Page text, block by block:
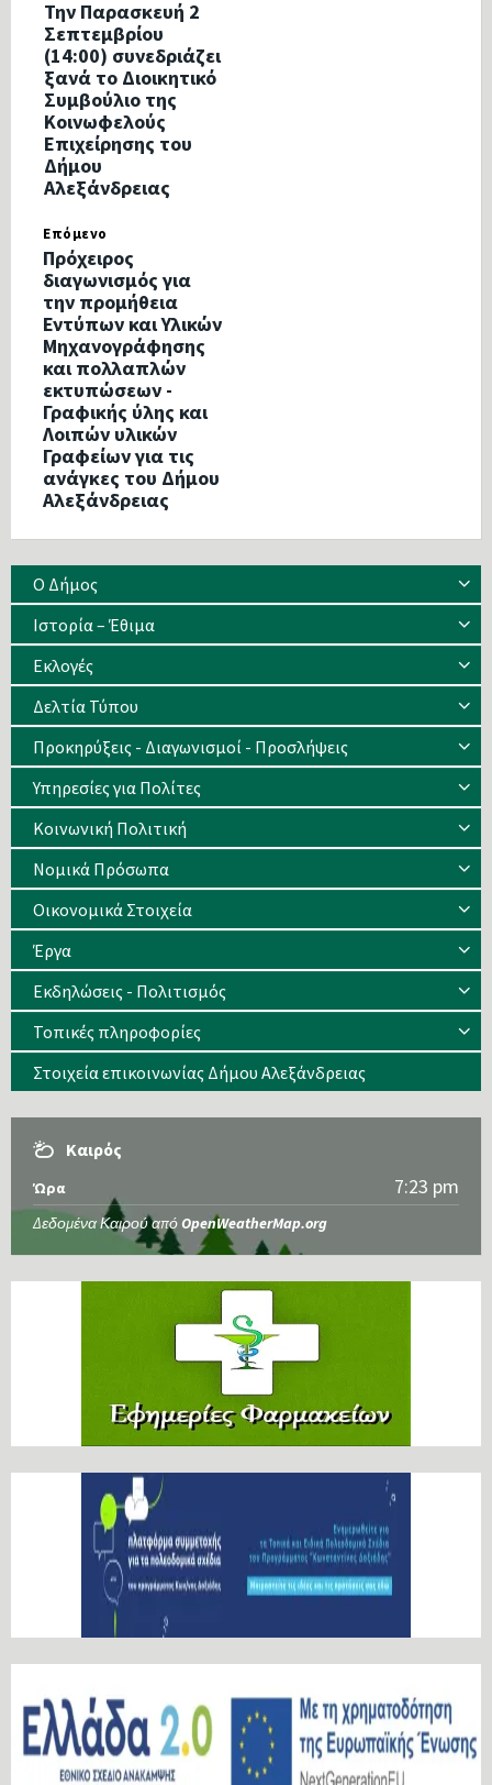
Την Παρασκευή 2
Σεπτεμβρίου
(14:00) συνεδριάζει
ξανά το Διοικητικό
Συμβούλιο της
Κοινωφελούς
Επιχείρησης του
Δήμου
Αλεξάνδρειας
Επόμενο
Πρόχειρος
διαγωνισμός για
την προμήθεια
Εντύπων και Υλικών
Μηχανογράφησης
και πολλαπλών
εκτυπώσεων -
Γραφικής ύλης και
Λοιπών υλικών
Γραφείων για τις
ανάγκες του Δήμου
Αλεξάνδρειας
Ο Δήμος
Ιστορία – Έθιμα
Eκλογές
Δελτία Τύπου
Προκηρύξεις - Διαγωνισμοί - Προσλήψεις
Υπηρεσίες για Πολίτες
Κοινωνική Πολιτική
Νομικά Πρόσωπα
Οικονομικά Στοιχεία
Έργα
Εκδηλώσεις - Πολιτισμός
Τοπικές πληροφορίες
Στοιχεία επικοινωνίας Δήμου Αλεξάνδρειας
Καιρός
Ώρα 7:23 pm
Δεδομένα Καιρού από OpenWeatherMap.org